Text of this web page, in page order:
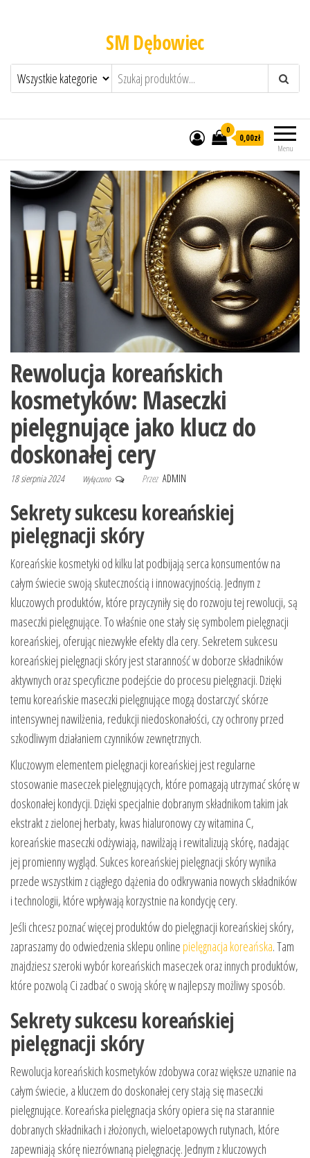
SM Dębowiec
Menu
0
0,00zł
Rewolucja koreańskich
kosmetyków: Maseczki
pielęgnujące jako klucz do
doskonałej cery
18 sierpnia 2024 Wyłączono Przez ADMIN
Sekrety sukcesu koreańskiej
pielęgnacji skóry
Koreańskie kosmetyki od kilku lat podbijają serca konsumentów na
całym świecie swoją skutecznością i innowacyjnością. Jednym z
kluczowych produktów, które przyczyniły się do rozwoju tej rewolucji, są
maseczki pielęgnujące. To właśnie one stały się symbolem pielęgnacji
koreańskiej, oferując niezwykłe efekty dla cery. Sekretem sukcesu
koreańskiej pielęgnacji skóry jest staranność w doborze składników
aktywnych oraz specyficzne podejście do procesu pielęgnacji. Dzięki
temu koreańskie maseczki pielęgnujące mogą dostarczyć skórze
intensywnej nawilżenia, redukcji niedoskonałości, czy ochrony przed
szkodliwym działaniem czynników zewnętrznych.
Kluczowym elementem pielęgnacji koreańskiej jest regularne
stosowanie maseczek pielęgnujących, które pomagają utrzymać skórę w
doskonałej kondycji. Dzięki specjalnie dobranym składnikom takim jak
ekstrakt z zielonej herbaty, kwas hialuronowy czy witamina C,
koreańskie maseczki odżywiają, nawilżają i rewitalizują skórę, nadając
jej promienny wygląd. Sukces koreańskiej pielęgnacji skóry wynika
przede wszystkim z ciągłego dążenia do odkrywania nowych składników
i technologii, które wpływają korzystnie na kondycję cery.
Jeśli chcesz poznać więcej produktów do pielęgnacji koreańskiej skóry,
zapraszamy do odwiedzenia sklepu online pielęgnacja koreańska. Tam
znajdziesz szeroki wybór koreańskich maseczek oraz innych produktów,
które pozwolą Ci zadbać o swoją skórę w najlepszy możliwy sposób.
Sekrety sukcesu koreańskiej
pielęgnacji skóry
Rewolucja koreańskich kosmetyków zdobywa coraz większe uznanie na
całym świecie, a kluczem do doskonałej cery stają się maseczki
pielęgnujące. Koreańska pielęgnacja skóry opiera się na starannie
dobranych składnikach i złożonych, wieloetapowych rutynach, które
zapewniają skórę niezrównaną pielęgnację. Jednym z kluczowych